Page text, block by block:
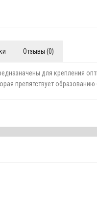
Отзывы (0)
для крепления
препятствует образованию